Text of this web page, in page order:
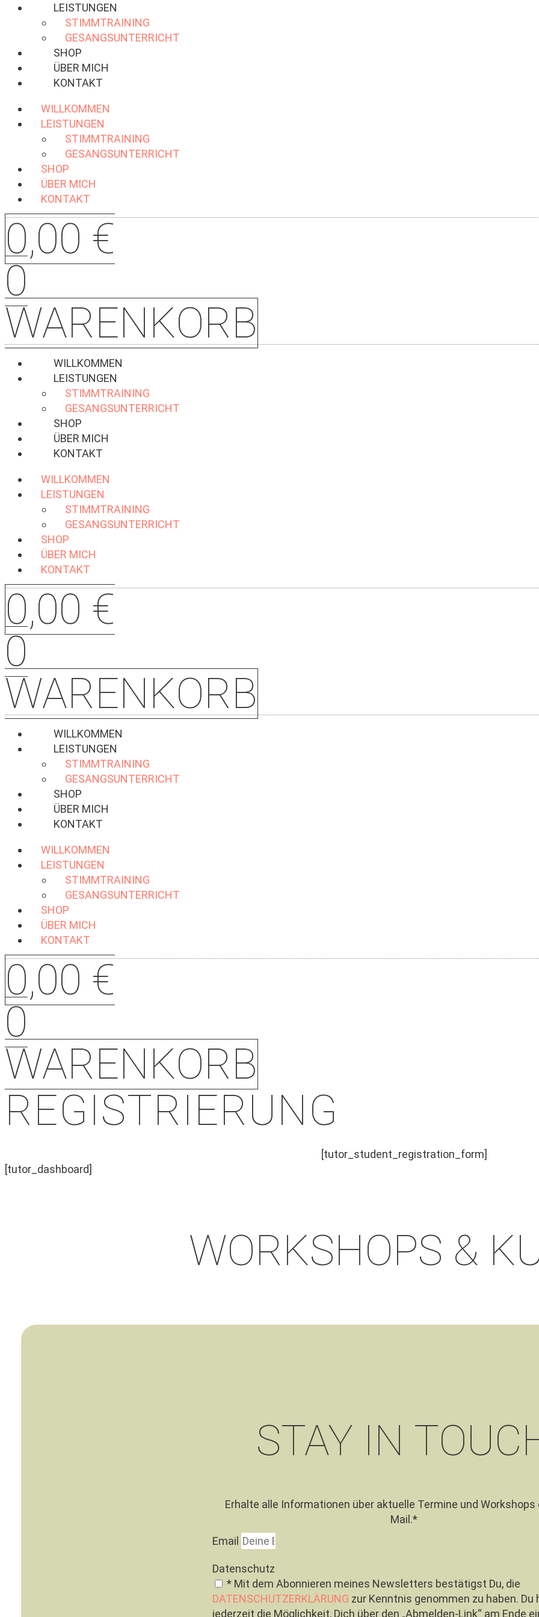
LEISTUNGEN
STIMMTRAINING
GESANGSUNTERRICHT
SHOP
ÜBER MICH
KONTAKT
WILLKOMMEN
LEISTUNGEN
STIMMTRAINING
GESANGSUNTERRICHT
SHOP
ÜBER MICH
KONTAKT
0,00 €
0
WARENKORB
WILLKOMMEN
LEISTUNGEN
STIMMTRAINING
GESANGSUNTERRICHT
SHOP
ÜBER MICH
KONTAKT
WILLKOMMEN
LEISTUNGEN
STIMMTRAINING
GESANGSUNTERRICHT
SHOP
ÜBER MICH
KONTAKT
0,00 €
0
WARENKORB
WILLKOMMEN
LEISTUNGEN
STIMMTRAINING
GESANGSUNTERRICHT
SHOP
ÜBER MICH
KONTAKT
WILLKOMMEN
LEISTUNGEN
STIMMTRAINING
GESANGSUNTERRICHT
SHOP
ÜBER MICH
KONTAKT
0,00 €
0
WARENKORB
REGISTRIERUNG
[tutor_student_registration_form]
[tutor_dashboard]
WORKSHOPS &
STAY IN
Erhalte alle Informationen über aktuelle Termine und Workshops
Mail.*
Email
Datenschutz
* Mit dem Abonnieren meines Newsletters bestätigst Du, die
DATENSCHUTZERKLÄRUNG zur Kenntnis genommen zu haben. Du
jederzeit die Möglichkeit, Dich über den „Abmelden-Link“ am Ende